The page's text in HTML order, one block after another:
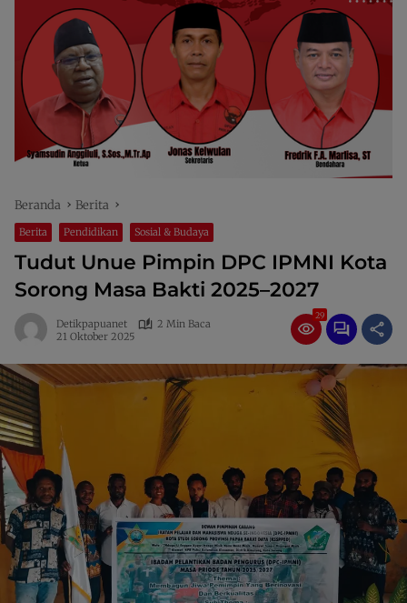
Beranda Berita
Berita Pendidikan Sosial & Budaya
Tudut Unue Pimpin DPC IPMNI Kota
Sorong Masa Bakti 2025–2027
Detikpapuanet
2 Min Baca
21 Oktober 2025
29